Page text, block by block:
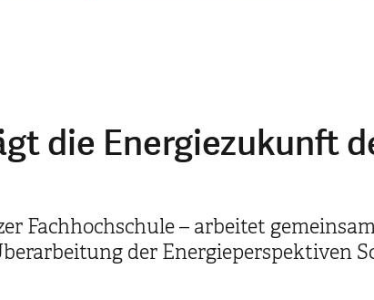
die Energiezukunft
Fachhochschule – arbeitet
der Energieperspektiven